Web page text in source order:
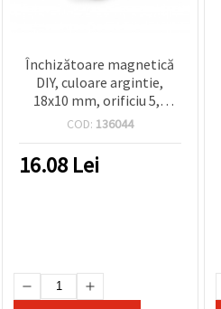
Închizătoare magnetică
DIY, culoare argintie,
18x10 mm, orificiu 5,5
mm, accesoriu pentru
COD: 136044
16.08 Lei